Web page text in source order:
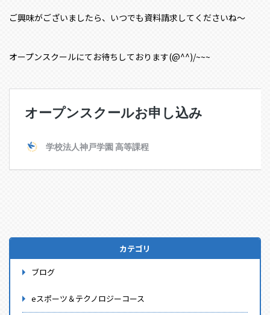
ご興味がございましたら、いつでも資料請求してくださいね～
オープンスクールにてお待ちしております(@^^)/~~~
カテゴリ
ブログ
eスポーツ＆テクノロジーコース